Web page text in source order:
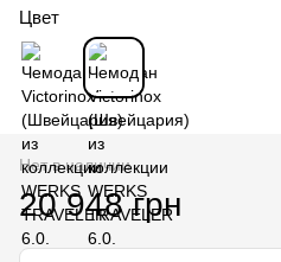
Цвет
Нет в наличии
20 948 грн